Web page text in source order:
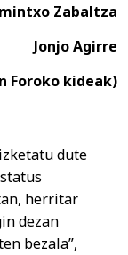
Zabaltza
Jonjo Agirre
Foroko kideak)
dute
herritar
dezan
bezala”,